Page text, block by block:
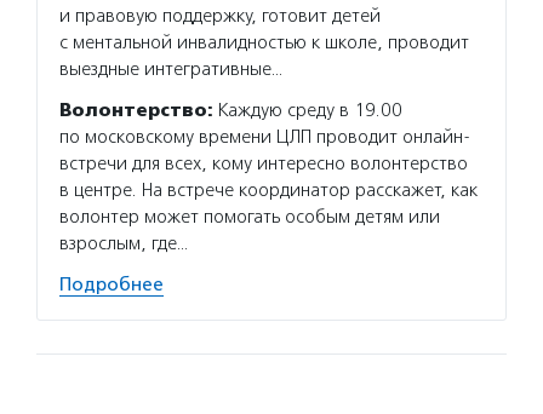
и правовую поддержку, готовит детей
с ментальной инвалидностью к школе, проводит
выездные интегративные…
Волонтерство: Каждую среду в 19.00
по московскому времени ЦЛП проводит онлайн-
встречи для всех, кому интересно волонтерство
в центре. На встрече координатор расскажет, как
волонтер может помогать особым детям или
взрослым, где…
Подробнее